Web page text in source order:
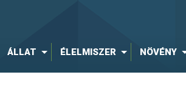
ÁLLAT ÉLELMISZER NÖVÉNY